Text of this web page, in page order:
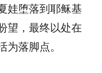
娃堕落到耶稣基
望，最终以处在
为落脚点。